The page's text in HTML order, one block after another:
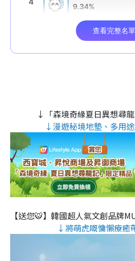
↓「森境奇緣夏日異想尋
↓漫遊秘境地墊、多用
【送您🐯】韓國超人氣文創品牌
↓將萌虎嘅慵懶療癒